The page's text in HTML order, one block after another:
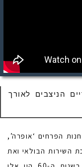
הניצבים לאורך
את חנות הפרחים ‘אופרה’,
השירות הבולאי ואת